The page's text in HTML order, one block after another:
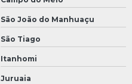
São João do Manhuaçu
São Tiago
Itanhomi
Juruaia